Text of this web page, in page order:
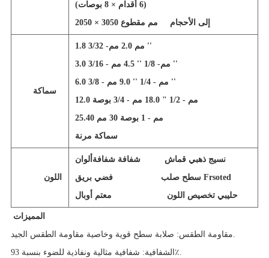
إلى الأحجام
سماكة
1.8 مم 2.0 مم- 3/32 ''
3.0 مم- 1/8 '' 4.5 مم - 3/16 ''
6.0 مم - 1/4 '' 9.0 مم - 3/8 ''
12.0 مم - 1/2 " 18.0 مم - 3/4 بوصة
25.40 مم - 1 بوصة 30 مم
سماكة مرنة
اللون
ألوان شفافة شفافة نسيج ذهبي قماش
فضي بريق
سطح صلب Frsoted
حليبي تخصيص اللون
مقاومة الطقس: صلابة سطح قوية وخاصية مقاومة الطقس الجيد.
الشفافية: شفافية مثالية ونفاذية للضوء بنسبة 93٪.